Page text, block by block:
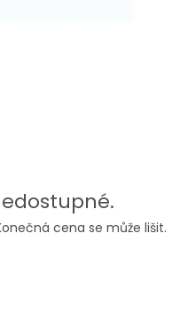
cena se může lišit.